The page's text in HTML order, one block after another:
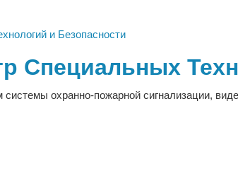
Специальных
охранно-пожарной сигнализации,